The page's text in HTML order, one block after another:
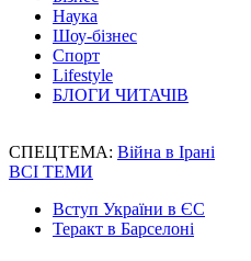
Наука
Шоу-бізнес
Спорт
Lifestyle
БЛОГИ ЧИТАЧІВ
СПЕЦТЕМА: Війна в Ірані
ВСІ ТЕМИ
Вступ України в ЄС
Теракт в Барселоні